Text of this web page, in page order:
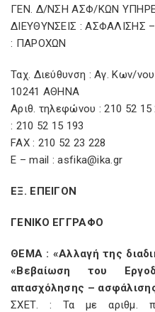
ΓΕΝ. Δ/ΝΣΗ ΑΣΦ/ΚΩΝ
ΔΙΕΥΘΥΝΣΕΙΣ : ΑΣΦΑΛΙΣΗΣ
: ΠΑΡΟΧΩΝ
Ταχ. Διεύθυνση : Αγ. Κων/
10241 ΑΘΗΝΑ
Αριθ. τηλεφώνου : 210 52 15
: 210 52 15 193
FAX : 210 52 23 228
E – mail : asfika@ika.gr
ΕΞ. ΕΠΕΙΓΟΝ
ΓΕΝΙΚΟ ΕΓΓΡΑΦΟ
ΘΕΜΑ : «Αλλαγή της
«Βεβαίωση του
απασχόλησης –
ΣΧΕΤ. : Τα με αριθμ.